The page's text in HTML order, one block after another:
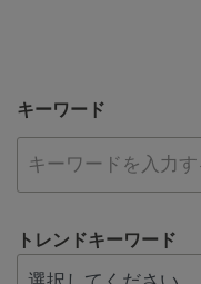
キーワード
トレンドキーワード